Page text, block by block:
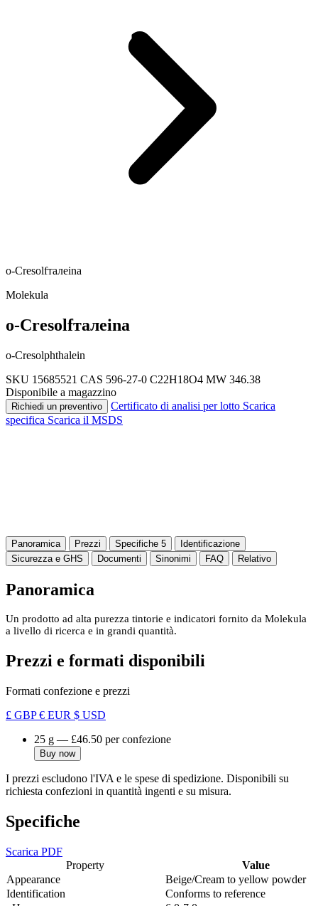
o-Cresolfталеina
Molekula
o-Cresolfталеina
o-Cresolphthalein
SKU 15685521 CAS 596-27-0 C22H18O4 MW 346.38
Disponibile a magazzino
Richiedi un preventivo Certificato di analisi per lotto Scarica
specifica Scarica il MSDS
Panoramica Prezzi Specifiche 5
Identificazione
Sicurezza e GHS
Documenti Sinonimi FAQ Relativo
Panoramica
Un prodotto ad alta purezza tintorie e indicatori fornito da Molekula
a livello di ricerca e in grandi quantità.
Prezzi e formati disponibili
Formati confezione e prezzi
£ GBP€ EUR $ USD
25 g — £46.50 per confezione
Buy now
I prezzi escludono l'IVA e le spese di spedizione. Disponibili su
richiesta confezioni in quantità ingenti e su misura.
Specifiche
Scarica PDF
Property
Value
Appearance
Beige/Cream to yellow powder
Identification
Conforms to reference